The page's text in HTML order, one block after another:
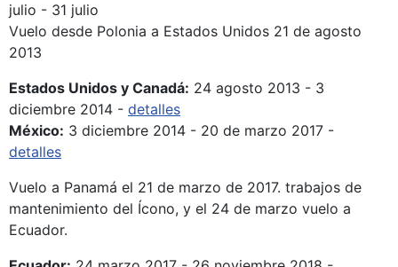
julio - 31 julio
Vuelo desde Polonia a Estados Unidos 21 de agosto
2013
Estados Unidos y Canadá: 24 agosto 2013 - 3
diciembre 2014 - detalles
México: 3 diciembre 2014 - 20 de marzo 2017 -
detalles
Vuelo a Panamá el 21 de marzo de 2017. trabajos de
mantenimiento del Ícono, y el 24 de marzo vuelo a
Ecuador.